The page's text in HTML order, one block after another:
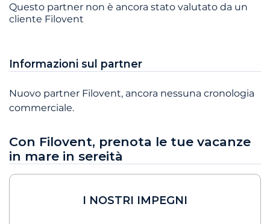
Questo partner non è ancora stato valutato da un
cliente Filovent
Informazioni sul partner
Nuovo partner Filovent, ancora nessuna cronologia
commerciale.
Con Filovent, prenota le tue vacanze
in mare in sereità
I NOSTRI IMPEGNI